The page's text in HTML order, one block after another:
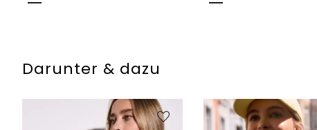
Darunter & dazu